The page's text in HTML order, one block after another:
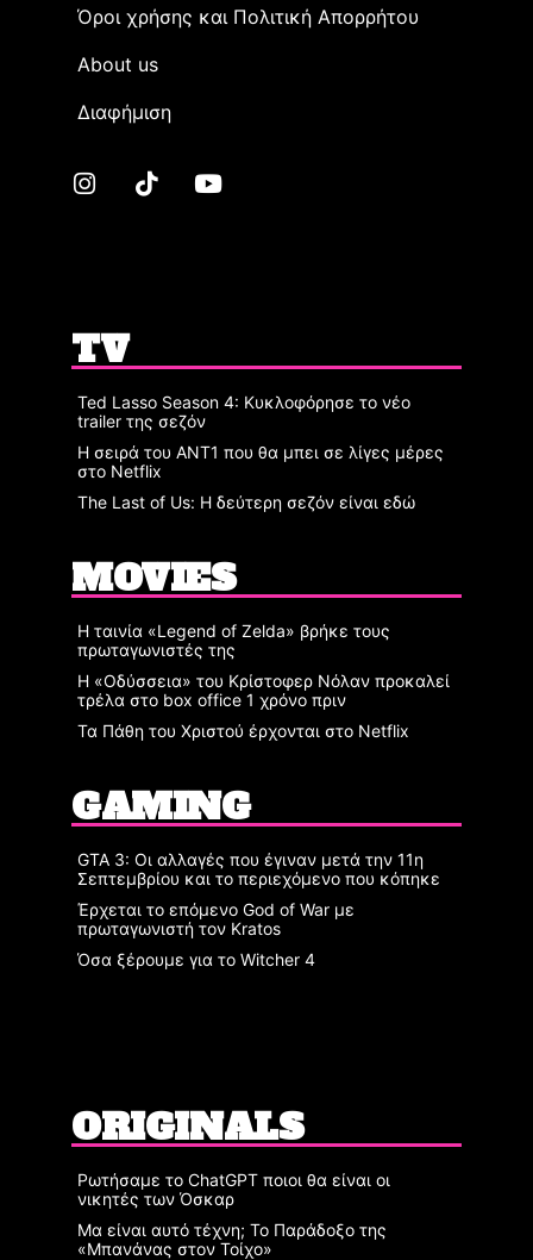
Όροι χρήσης και Πολιτική Απορρήτου
Αbout us
Διαφήμιση
TV
Ted Lasso Season 4: Κυκλοφόρησε το νέο
trailer της σεζόν
Η σειρά του ΑΝΤ1 που θα μπει σε λίγες μέρες
στο Netflix
The Last of Us: Η δεύτερη σεζόν είναι εδώ
MOVIES
Η ταινία «Legend of Zelda» βρήκε τους
πρωταγωνιστές της
Η «Οδύσσεια» του Κρίστοφερ Νόλαν προκαλεί
τρέλα στο box office 1 χρόνο πριν
Τα Πάθη του Χριστού έρχονται στο Netflix
GAMING
GTA 3: Οι αλλαγές που έγιναν μετά την 11η
Σεπτεμβρίου και το περιεχόμενο που κόπηκε
Έρχεται το επόμενο God of War με
πρωταγωνιστή τον Kratos
Όσα ξέρουμε για το Witcher 4
ORIGINALS
Ρωτήσαμε το ChatGPT ποιοι θα είναι οι
νικητές των Όσκαρ
Μα είναι αυτό τέχνη; Το Παράδοξο της
«Μπανάνας στον Τοίχο»